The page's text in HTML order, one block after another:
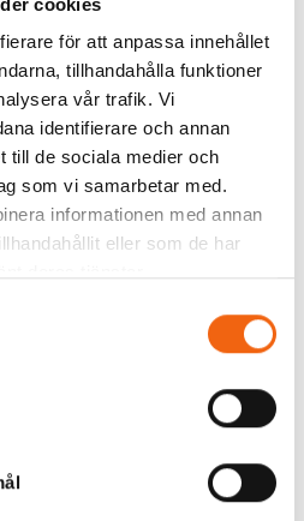
för att anpassa innehållet
tillhandahålla funktioner
vår trafik. Vi
identifierare och annan
till de sociala medier och
som vi samarbetar med.
informationen med annan
eller som de har
intresserad av